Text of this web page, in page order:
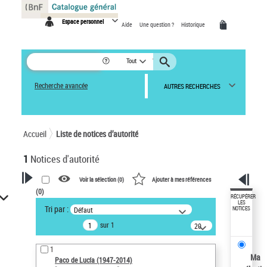
Espace personnel Aide Une question ? Historique
Tout
Recherche avancée AUTRES RECHERCHES
Accueil Liste de notices d’autorité
1 Notices d'autorité
VOTRE RECHERCHE
Recherche avancée dans les
notices d’autorité
Œuvres liées à l'auteur :
Paco de Lucía (1947-2014)
Voir la sélection (0) Ajouter à mes références
(0)
Tri par : Défaut
sur 1
20
résultats/page
1
Paco de Lucía (1947-2014)
RÉCUPÉRER
LES
NOTICES
Ma
Panneau de gestion des cookies